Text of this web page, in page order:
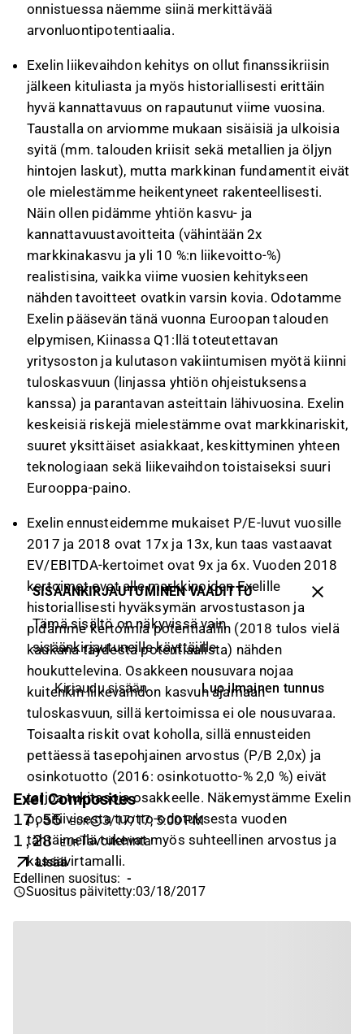
onnistuessa näemme siinä merkittävää
arvonluontipotentiaalia.
Exelin liikevaihdon kehitys on ollut finanssikriisin
jälkeen kituliasta ja myös historiallisesti erittäin
hyvä kannattavuus on rapautunut viime vuosina.
Taustalla on arviomme mukaan sisäisiä ja ulkoisia
syitä (mm. talouden kriisit sekä metallien ja öljyn
hintojen laskut), mutta markkinan fundamentit eivät
ole mielestämme heikentyneet rakenteellisesti.
Näin ollen pidämme yhtiön kasvu- ja
kannattavuustavoitteita (vähintään 2x
markkinakasvu ja yli 10 %:n liikevoitto-%)
realistisina, vaikka viime vuosien kehitykseen
nähden tavoitteet ovatkin varsin kovia. Odotamme
Exelin pääsevän tänä vuonna Euroopan talouden
elpymisen, Kiinassa Q1:llä toteutettavan
yritysoston ja kulutason vakiintumisen myötä kiinni
tuloskasvuun (linjassa yhtiön ohjeistuksensa
kanssa) ja parantavan asteittain lähivuosina. Exelin
keskeisiä riskejä mielestämme ovat markkinariskit,
suuret yksittäiset asiakkaat, keskittyminen yhteen
teknologiaan sekä liikevaihdon toistaiseksi suuri
Eurooppa-paino.
Exelin ennusteidemme mukaiset P/E-luvut vuosille
2017 ja 2018 ovat 17x ja 13x, kun taas vastaavat
EV/EBITDA-kertoimet ovat 9x ja 6x. Vuoden 2018
kertoimet ovat alle markkinoiden Exelille
historiallisesti hyväksymän arvostustason ja
pidämme kertoimia potentiaaliin (2018 tulos vielä
kaukana täydestä potentiaalista) nähden
houkuttelevina. Osakkeen nousuvara nojaa
kuitenkin liikevaihdon kasvun ajamaan
tuloskasvuun, sillä kertoimissa ei ole nousuvaraa.
Toisaalta riskit ovat koholla, sillä ennusteiden
pettäessä tasepohjainen arvostus (P/B 2,0x) ja
osinkotuotto (2016: osinkotuotto-% 2,0 %) eivät
tarjoa tukitasoja osakkeelle. Näkemystämme Exelin
positiivisesta tuotto-odotuksesta vuoden
tähtäimellä tukevat myös suhteellinen arvostus ja
kassavirtamalli.
SISÄÄNKIRJAUTUMINEN VAADITTU
Tämä sisältö on näkyvissä vain
sisäänkirjautuneille käyttäjille
Kirjaudu sisään Luo ilmainen tunnus
Exel Composites
17,55 EUR 3/17/17, 5:00 PM
1,28 EURTavoitehinta
Lisää
Edellinen suositus: -
Suositus päivitetty:03/18/2017